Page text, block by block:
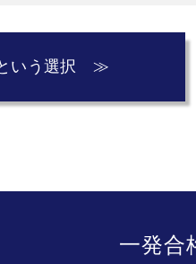
いう選択 ≫
一発合